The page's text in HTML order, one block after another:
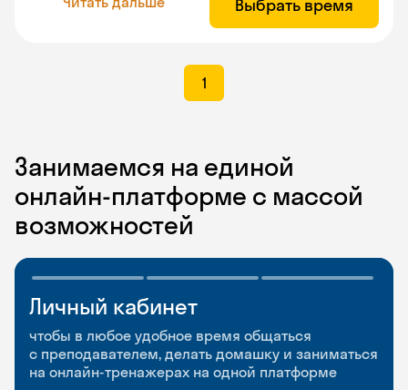
Выбрать время
1
Занимаемся на единой
онлайн-платформе с массой
возможностей
Личный кабинет
чтобы в любое удобное время общаться
с преподавателем, делать домашку и заниматься
на онлайн-тренажерах на одной платформе
Мобильное
приложение
чтобы заниматься и изучать новые слова где
и когда удобно
Разговорные клубы
и Talks
Групповые занятия для разговорной практики
и индивидуальные встречи с преподавателями